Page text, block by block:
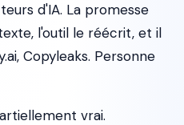
d'IA. La promesse
l'outil le réécrit, et il
Copyleaks. Personne
vrai.